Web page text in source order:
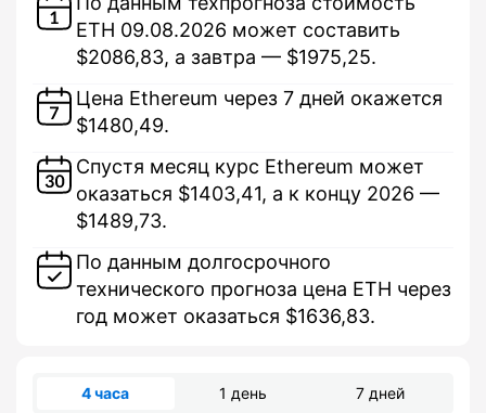
ETH 09.08.2026 может составить
$2086,83, а завтра — $1975,25.
Цена Ethereum через 7 дней окажется
$1480,49.
Спустя месяц курс Ethereum может
оказаться $1403,41, а к концу 2026 —
$1489,73.
По данным долгосрочного
технического прогноза цена ETH через
год может оказаться $1636,83.
4 часа 1 день 7 дней